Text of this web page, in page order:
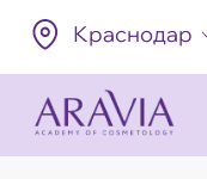
Краснодар